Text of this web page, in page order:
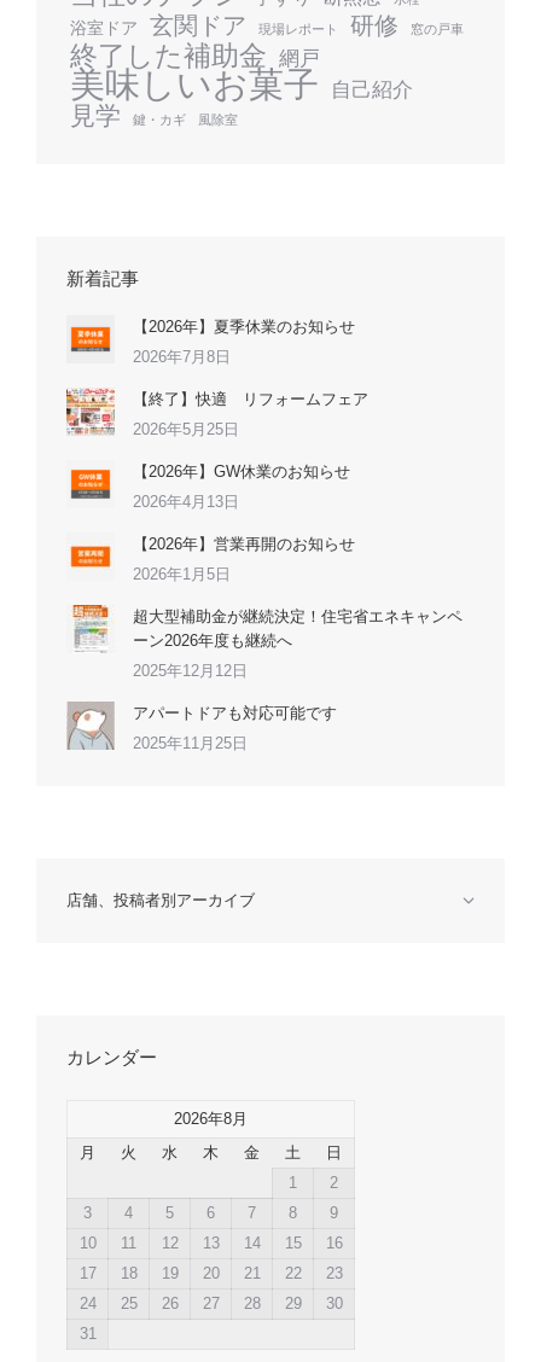
浴室ドア 玄関ドア 現場レポート 研修 窓の戸車
終了した補助金 網戸
美味しいお菓子 自己紹介
見学 鍵・カギ 風除室
新着記事
【2026年】夏季休業のお知らせ
2026年7月8日
【終了】快適 リフォームフェア
2026年5月25日
【2026年】GW休業のお知らせ
2026年4月13日
【2026年】営業再開のお知らせ
2026年1月5日
超大型補助金が継続決定！住宅省エネキャンペ
ーン2026年度も継続へ
2025年12月12日
アパートドアも対応可能です
2025年11月25日
店舗、投稿者別アーカイブ
カレンダー
2026年8月
月
火 水 木 金 土
日
1
2
3
4 5 6 7 8
9
10
11 12 13 14 15
16
17
18 19 20 21 22
23
24
25 26 27 28 29
30
31